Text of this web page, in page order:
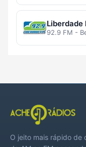
Liberdade
92.9 FM -
O jeito mais rápido de